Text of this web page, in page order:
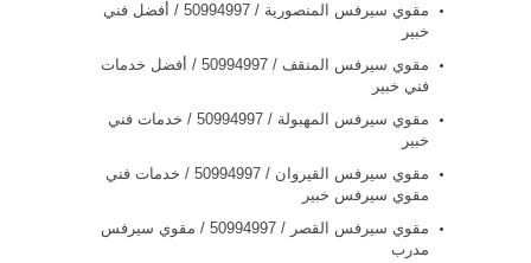
مقوي سيرفس المنصورية / 50994997 / أفضل فني
خبير
مقوي سيرفس المنقف / 50994997 / أفضل خدمات
فني خبير
مقوي سيرفس المهبولة / 50994997 / خدمات فني
خبير
مقوي سيرفس القيروان / 50994997 / خدمات فني
مقوي سيرفس خبير
مقوي سيرفس القصر / 50994997 / مقوي سيرفس
مدرب